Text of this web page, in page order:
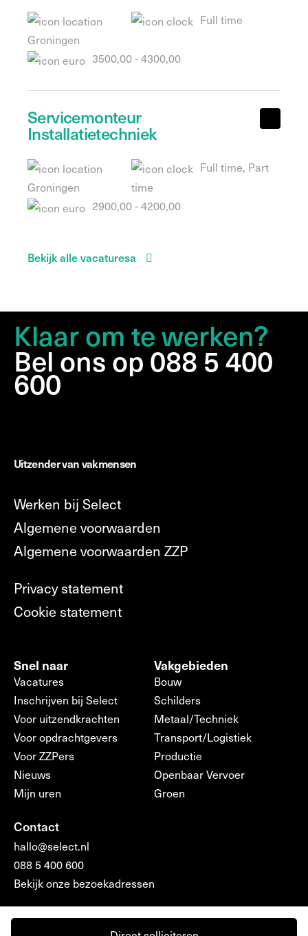
Groningen
Full time
3500,00 - 4300,00
Servicemonteur
Installatietechniek
Groningen
Full time, Part
time
2900,00 - 4200,00
Bekijk alle vacaturesa
Klaar om te werken?
Bel ons op 088 5 400
600
Uitzender van vakmensen
Werken bij Select
Algemene voorwaarden
Algemene voorwaarden ZZP
Privacy statement
Cookie statement
Snel naar
Vacatures
Inschrijven bij Select
Voor uitzendkrachten
Voor opdrachtgevers
Voor ZZPers
Nieuws
Mijn uren
Vakgebieden
Bouw
Schilders
Metaal/Techniek
Transport/Logistiek
Productie
Openbaar Vervoer
Groen
Contact
hallo@select.nl
088 5 400 600
Bekijk onze bezoekadressen